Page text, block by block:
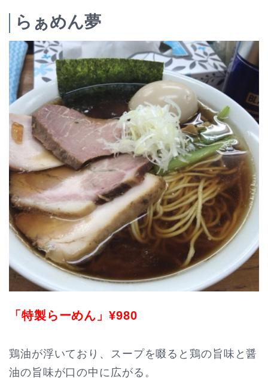
らぁめん夢
「特製らーめん」¥980
鶏油が浮いており、スープを啜ると鶏の旨味と醤
油の旨味が口の中に広がる。